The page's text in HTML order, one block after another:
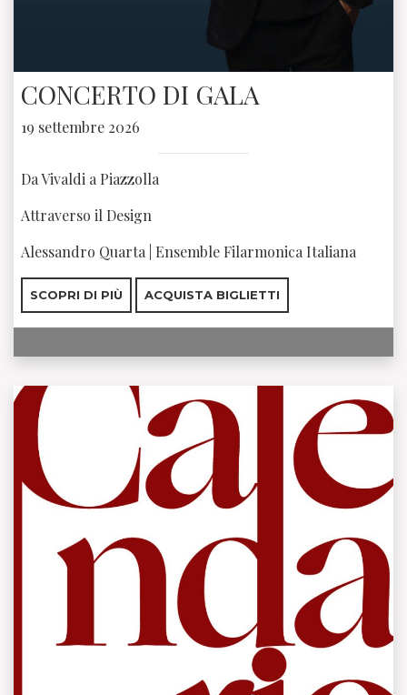
CONCERTO DI GALA
19 settembre 2026
Da Vivaldi a Piazzolla
Attraverso il Design
Alessandro Quarta | Ensemble Filarmonica Italiana
SCOPRI DI PIÙ ACQUISTA BIGLIETTI